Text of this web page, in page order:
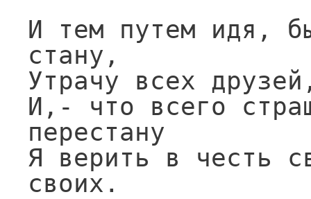
И тем путем идя,
стану,
Утрачу всех
И,- что всего
перестану
Я верить в честь
своих.